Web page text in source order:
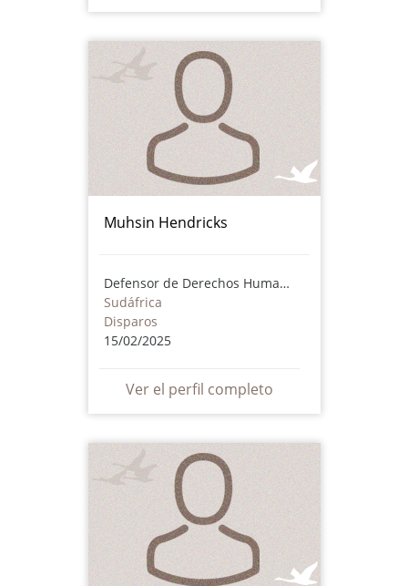
Muhsin Hendricks
Defensor de Derechos Humanos
Sudáfrica
Disparos
15/02/2025
Ver el perfil completo